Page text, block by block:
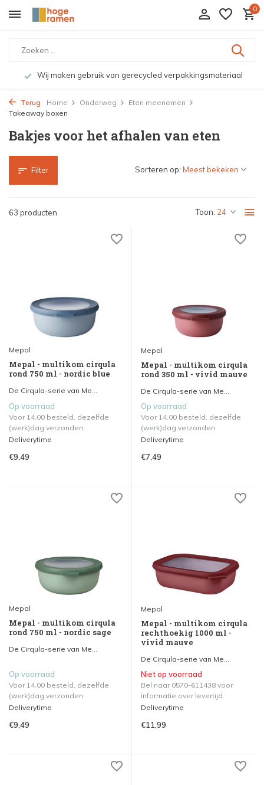
0
Bekijk de producten live in onze winkel in Deventer
Terug Home Onderweg
Eten meenemen
Takeaway boxen
Bakjes voor het afhalen van eten
Filter
63 producten Toon:
Sorteren op:
Mepal
Mepal - multikom cirqula
rond 750 ml - nordic blue
De Cirqula-serie van Me...
Op voorraad
Voor 14.00 besteld, dezelfde
(werk)dag verzonden.
Deliverytime
€9,49
Mepal
Mepal - multikom cirqula
rond 350 ml - vivid mauve
De Cirqula-serie van Me...
Op voorraad
Voor 14.00 besteld, dezelfde
(werk)dag verzonden.
Deliverytime
€7,49
Mepal
Mepal - multikom cirqula
rond 750 ml - nordic sage
De Cirqula-serie van Me...
Op voorraad
Voor 14.00 besteld, dezelfde
(werk)dag verzonden.
Deliverytime
€9,49
Mepal
Mepal - multikom cirqula
rechthoekig 1000 ml -
vivid mauve
De Cirqula-serie van Me...
Niet op voorraad
Bel naar 0570-611438 voor
informatie over levertijd.
Deliverytime
€11,99